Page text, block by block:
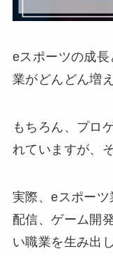
eスポーツの成
業がどんどん増
もちろん、プロ
れていますが、
実際、eスポーツ
配信、ゲーム開
い職業を生み出